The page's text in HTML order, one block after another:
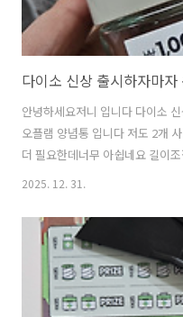
안녕하세요저니 입니다 다이소
오플램 양념통 입니다 저도 2개
더 필요한데너무 아쉽네요 길이
도 귀찮고각각 다른 스푼을 써야
하지만손으로 잡은 스푼을 다시
품번1066557품명스푼길이조절
원 저의 모든 니즈를 맞춰 주었답
때 잘 안들어가잖아요 이건 처음
서 사용할 수 있으니너무 편한
2025. 12. 31.